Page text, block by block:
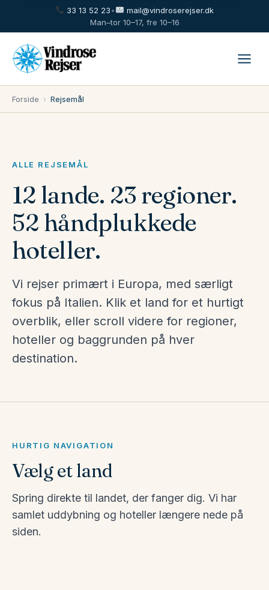
33 13 52 23•
mail@vindroserejser.dk
Man–tor 10–17, fre 10–16
Forside › Rejsemål
ALLE REJSEMÅL
12 lande. 23 regioner.
52 håndplukkede
hoteller.
Vi rejser primært i Europa, med særligt
fokus på Italien. Klik et land for et hurtigt
overblik, eller scroll videre for regioner,
hoteller og baggrunden på hver
destination.
HURTIG NAVIGATION
Vælg et land
Spring direkte til landet, der fanger dig. Vi har
samlet uddybning og hoteller længere nede på
siden.Italien